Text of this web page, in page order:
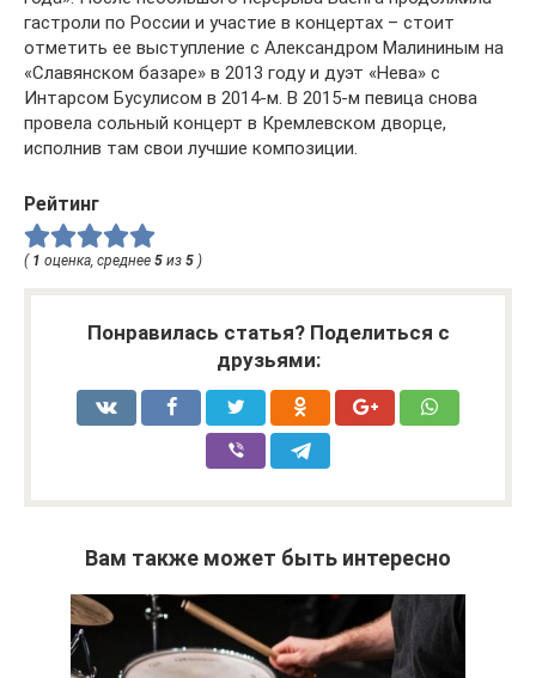
гастроли по России и участие в концертах – стоит
отметить ее выступление с Александром Малининым на
«Славянском базаре» в 2013 году и дуэт «Нева» с
Интарсом Бусулисом в 2014-м. В 2015-м певица снова
провела сольный концерт в Кремлевском дворце,
исполнив там свои лучшие композиции.
Рейтинг
( 1 оценка, среднее 5 из 5 )
Понравилась статья? Поделиться с
друзьями:
Вам также может быть интересно